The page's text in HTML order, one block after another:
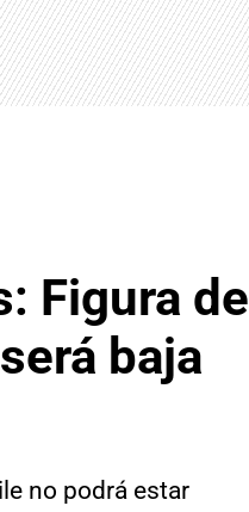
Figura de
baja
no podrá estar